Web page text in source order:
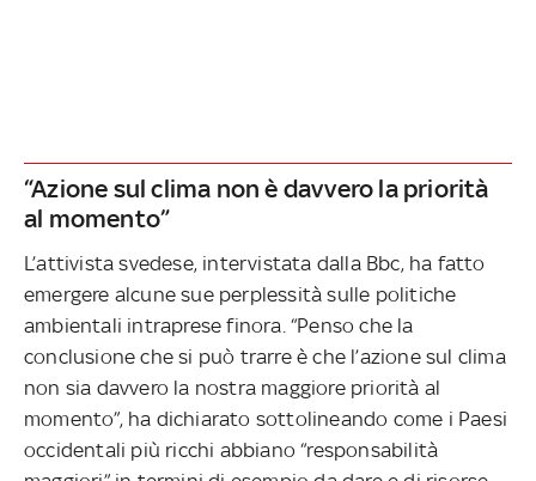
“Azione sul clima non è davvero la priorità
al momento”
L’attivista svedese, intervistata dalla Bbc, ha fatto
emergere alcune sue perplessità sulle politiche
ambientali intraprese finora. “Penso che la
conclusione che si può trarre è che l’azione sul clima
non sia davvero la nostra maggiore priorità al
momento”, ha dichiarato sottolineando come i Paesi
occidentali più ricchi abbiano “responsabilità